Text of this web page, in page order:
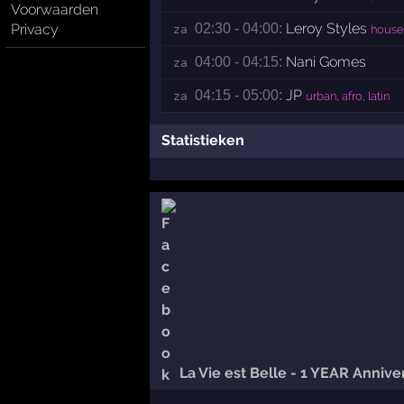
Voorwaarden
Privacy
za 02:30 - 04:00: Leroy Styles
za 04:00 - 04:15: Nani Gomes
za 04:15 - 05:00: JP urban, afro, latin
Statistieken
La Vie est Belle - 1 YEAR